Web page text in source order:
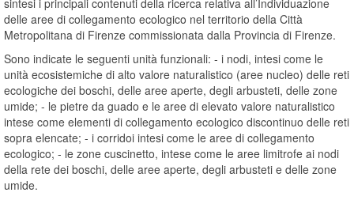
sintesi i principali contenuti della ricerca relativa all’Individuazione
delle aree di collegamento ecologico nel territorio della Città
Metropolitana di Firenze commissionata dalla Provincia di Firenze.
Sono indicate le seguenti unità funzionali: - i nodi, intesi come le
unità ecosistemiche di alto valore naturalistico (aree nucleo) delle reti
ecologiche dei boschi, delle aree aperte, degli arbusteti, delle zone
umide; - le pietre da guado e le aree di elevato valore naturalistico
intese come elementi di collegamento ecologico discontinuo delle reti
sopra elencate; - i corridoi intesi come le aree di collegamento
ecologico; - le zone cuscinetto, intese come le aree limitrofe ai nodi
della rete dei boschi, delle aree aperte, degli arbusteti e delle zone
umide.